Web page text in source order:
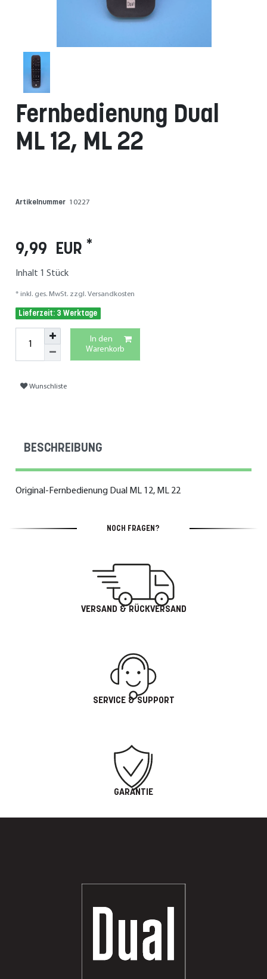
Fernbedienung Dual
ML 12, ML 22
Artikelnummer 10227
9,99 EUR *
Inhalt 1Stück
* inkl. ges. MwSt. zzgl. Versandkosten
Lieferzeit: 3 Werktage
In den
Warenkorb
Wunschliste
BESCHREIBUNG
Original-Fernbedienung Dual ML 12, ML 22
NOCH FRAGEN?
VERSAND & RÜCKVERSAND
SERVICE & SUPPORT
GARANTIE